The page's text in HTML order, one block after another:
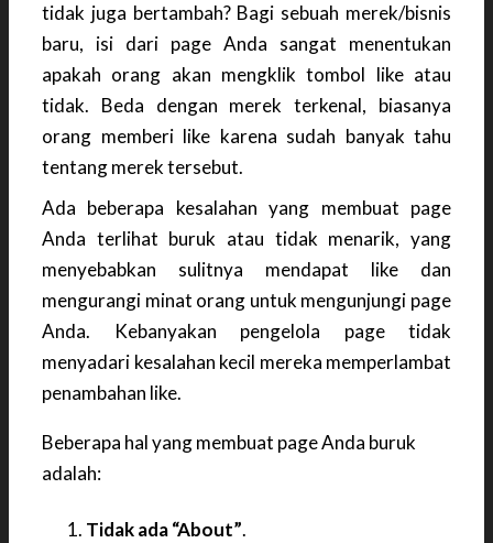
tidak juga bertambah? Bagi sebuah merek/bisnis
baru, isi dari page Anda sangat menentukan
apakah orang akan mengklik tombol like atau
tidak. Beda dengan merek terkenal, biasanya
orang memberi like karena sudah banyak tahu
tentang merek tersebut.
Ada beberapa kesalahan yang membuat page
Anda terlihat buruk atau tidak menarik, yang
menyebabkan sulitnya mendapat like dan
mengurangi minat orang untuk mengunjungi page
Anda. Kebanyakan pengelola page tidak
menyadari kesalahan kecil mereka memperlambat
penambahan like.
Beberapa hal yang membuat page Anda buruk
adalah:
Tidak ada “About”.